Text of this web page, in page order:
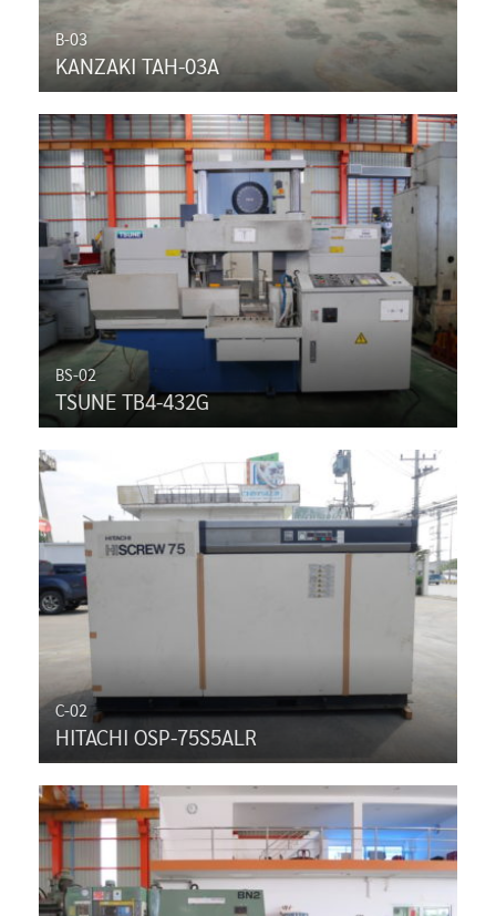
B-03
KANZAKI TAH-03A
BS-02
TSUNE TB4-432G
C-02
HITACHI OSP-75S5ALR